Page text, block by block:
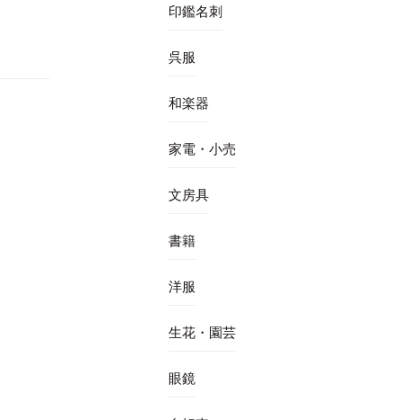
印鑑名刺
呉服
和楽器
家電・小売
文房具
書籍
洋服
生花・園芸
眼鏡